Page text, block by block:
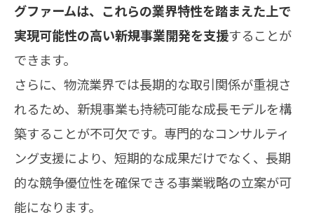
グファームは、これらの業界特性を踏まえた上で
実現可能性の高い新規事業開発を支援することが
できます。
さらに、物流業界では長期的な取引関係が重視さ
れるため、新規事業も持続可能な成長モデルを構
築することが不可欠です。専門的なコンサルティ
ング支援により、短期的な成果だけでなく、長期
的な競争優位性を確保できる事業戦略の立案が可
能になります。